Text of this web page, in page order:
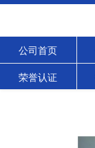
公司首页
荣誉认证